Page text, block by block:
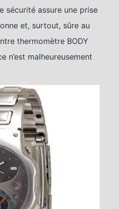
sécurité assure une prise
et, surtout, sûre au
thermomètre BODY
n’est malheureusement